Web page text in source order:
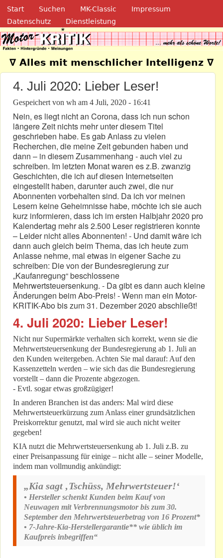
Direkt zum Inhalt
Navigation
Start Suchen MK-Classic
Impressum
Datenschutz
Dienstleistung
Motor-Kritik.de
∇ Alles mit menschlicher Intelligenz ∇
4. Juli 2020: Lieber Leser!
Gespeichert von wh am 4 Juli, 2020 - 16:41
Nein, es liegt nicht an Corona, dass ich nun schon
längere Zeit nichts mehr unter diesem Titel
geschrieben habe. Es gab Anlass zu vielen
Recherchen, die meine Zeit gebunden haben und
dann – in diesem Zusammenhang - auch viel zu
schreiben. Im letzten Monat waren es z.B. zwanzig
Geschichten, die ich auf diesen Internetseiten
eingestellt haben, darunter auch zwei, die nur
Abonnenten vorbehalten sind. Da ich vor meinen
Lesern keine Geheimnisse habe, möchte ich sie auch
kurz informieren, dass ich im ersten Halbjahr 2020 pro
Kalendertag mehr als 2.500 Leser registrieren konnte
– Leider nicht alles Abonnenten! - Und damit wäre ich
dann auch gleich beim Thema, das ich heute zum
Anlasse nehme, mal etwas in eigener Sache zu
schreiben: Die von der Bundesregierung zur
„Kaufanregung“ beschlossene
Mehrwertsteuersenkung. - Da gibt es dann auch kleine
Änderungen beim Abo-Preis! - Wenn man ein Motor-
KRITIK-Abo bis zum 31. Dezember 2020 abschließt!
4. Juli 2020: Lieber Leser!
Nicht nur Supermärkte verhalten sich korrekt, wenn sie die
Mehrwertsteuersenkung der Bundesregierung ab 1. Juli an
den Kunden weitergeben. Achten Sie mal darauf: Auf den
Kassenzetteln werden – wie sich das die Bundesregierung
vorstellt – dann die Prozente abgezogen.
- Evtl. sogar etwas großzügiger!
In anderen Branchen ist das anders: Mal wird diese
Mehrwertsteuerkürzung zum Anlass einer grundsätzlichen
Preiskorrektur genutzt, mal wird sie auch nicht weiter
gegeben!
KIA nutzt die Mehrwertsteuersenkung ab 1. Juli z.B. zu
einer Preisanpassung für einige – nicht alle – seiner Modelle,
indem man vollmundig ankündigt:
„Kia sagt ‚Tschüss, Mehrwertsteuer!‘
• Hersteller schenkt Kunden beim Kauf von
Neuwagen mit Verbrennungsmotor bis zum 30.
September den Mehrwertsteuerbetrag von 16 Prozent*
• 7-Jahre-Kia-Herstellergarantie** wie üblich im
Kaufpreis inbegriffen“